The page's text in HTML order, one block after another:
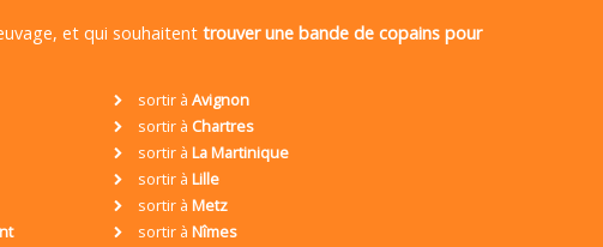
et qui souhaitent trouver une bande de copains pour
sortir à Avignon
sortir à Chartres
sortir à La Martinique
sortir à Lille
sortir à Metz
sortir à Nîmes